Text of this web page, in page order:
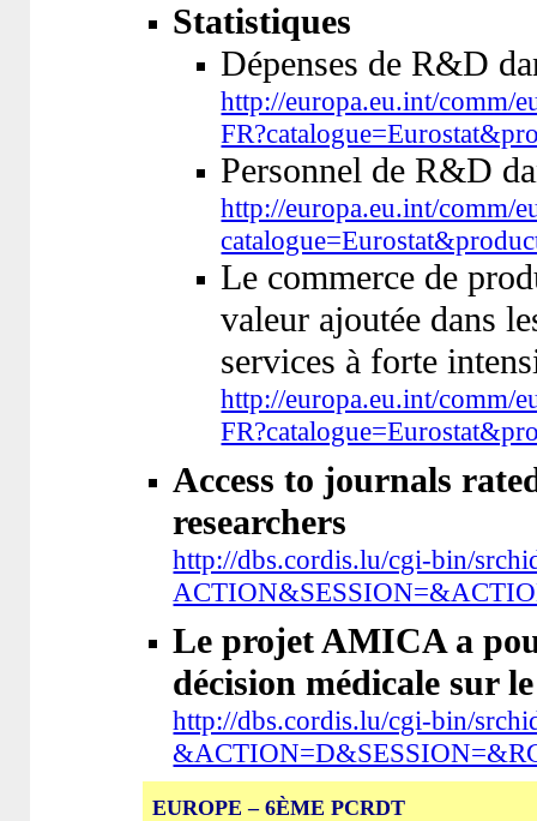
Statistiques
Dépenses de R&D
http://europa.eu.int/comm/
Personnel de R&D
http://europa.eu.int/comm/
Le commerce de
valeur ajoutée dans
services à forte
http://europa.eu.int/comm/
Access to journals
researchers
http://dbs.cordis.lu/cgi-bin/
Le projet AMICA a
décision médicale sur
http://dbs.cordis.lu/cgi-bin/
EUROPE – 6ÈME PCRDT